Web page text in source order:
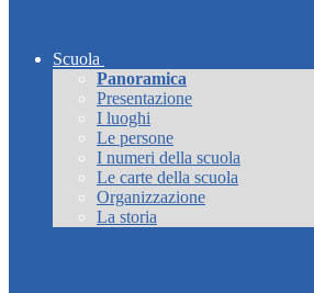
Scuola
Panoramica
Presentazione
I luoghi
Le persone
I numeri della scuola
Le carte della scuola
Organizzazione
La storia